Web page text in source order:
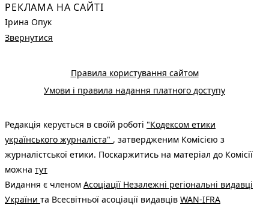
РЕКЛАМА НА САЙТІ
Ірина Опук
Звернутися
Правила користування сайтом
Умови і правила надання платного доступу
Редакція керується в своїй роботі "Кодексом етики
українського журналіста" , затвердженим Комісією з
журналістської етики. Поскаржитись на матеріал до Комісії
можна тут
Видання є членом Асоціації Незалежні регіональні видавці
України та Всесвітньої асоціації видавців WAN-IFRA